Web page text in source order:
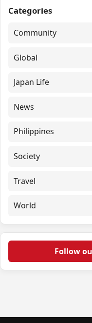
Categories
Community
Global
Japan Life
News
Philippines
Society
Travel
World
Follow